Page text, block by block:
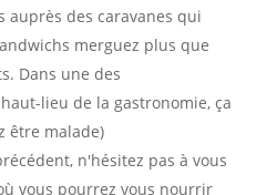
auprès des caravanes qui
merguez plus que
Dans une des
lieu de la gastronomie, ça
être malade)
n'hésitez pas à vous
vous pourrez vous nourrir